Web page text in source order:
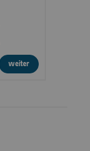
weiter